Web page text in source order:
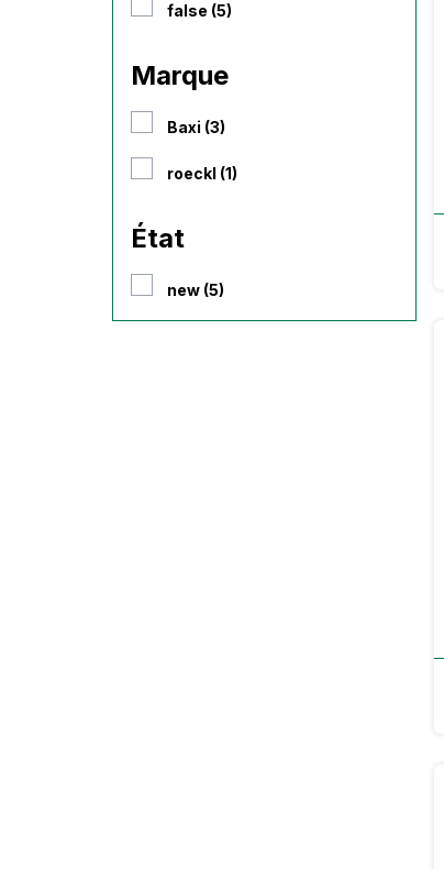
false (5)
Marque
Baxi (3)
roeckl (1)
État
new (5)